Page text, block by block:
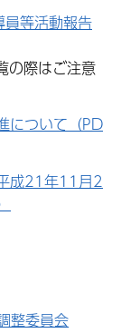
等活動報告
際はご注意
について（PD
成21年11月2
整委員会